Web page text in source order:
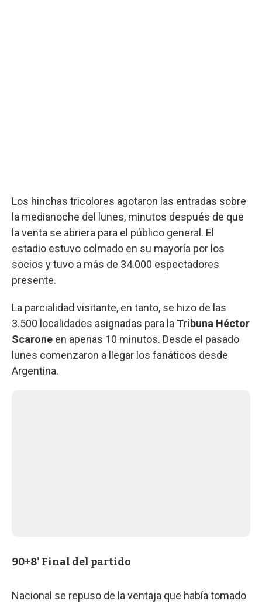
Los hinchas tricolores agotaron las entradas sobre
la medianoche del lunes, minutos después de que
la venta se abriera para el público general. El
estadio estuvo colmado en su mayoría por los
socios y tuvo a más de 34.000 espectadores
presente.
La parcialidad visitante, en tanto, se hizo de las
3.500 localidades asignadas para la Tribuna Héctor
Scarone en apenas 10 minutos. Desde el pasado
lunes comenzaron a llegar los fanáticos desde
Argentina.
90+8' Final del partido
Nacional se repuso de la ventaja que había tomado